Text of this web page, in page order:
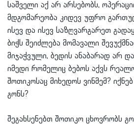
საშველი აქ არ არსებობს,
მდგომარეობა კიდევ უფრო
ისევ და ისევ საზღვარგარეთ
ბიჭს შეიძლება მომავალი
მიჯაჭვული, ბედის ანაბარად არ
იმედი რომელიც ბებოს აქვს
შოთიკოსაც მიხედოს ვინმემ?
გონს?
შეგახსენებთ შოთიკო ცხოვრობს